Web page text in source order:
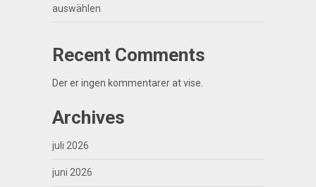
auswählen
Recent Comments
Der er ingen kommentarer at vise.
Archives
juli 2026
juni 2026